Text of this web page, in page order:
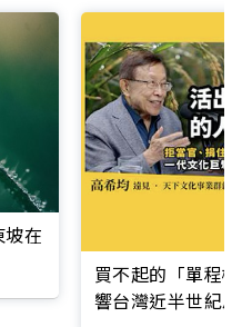
坡在
買不起的「單程
響台灣近半世紀